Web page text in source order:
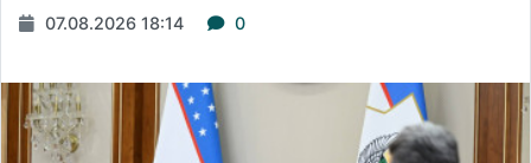
07.08.2026 18:14 0